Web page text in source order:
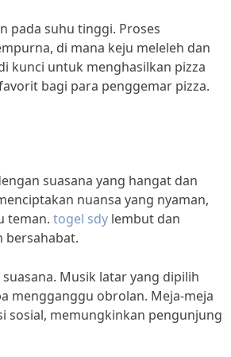
pada suhu tinggi. Proses
di mana keju meleleh dan
kunci untuk menghasilkan pizza
bagi para penggemar pizza.
suasana yang hangat dan
nuansa yang nyaman,
teman. togel sdy lembut dan
bersahabat.
Musik latar yang dipilih
mengganggu obrolan. Meja-meja
sosial, memungkinkan pengunjung